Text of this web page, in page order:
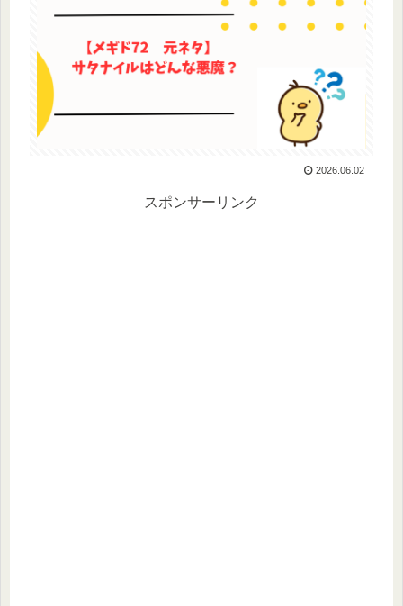
2026.06.02
スポンサーリンク